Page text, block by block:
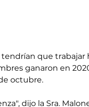
que trabajar
ganaron en
octubre.
dijo la Sra.